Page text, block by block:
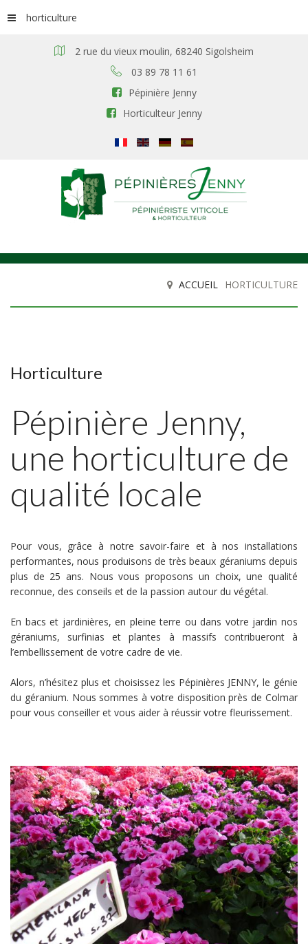
2 rue du vieux moulin, 68240 Sigolsheim
03 89 78 11 61
Pépinière Jenny
Horticulteur Jenny
horticulture
ACCUEIL HORTICULTURE
Horticulture
Pépinière Jenny,
une horticulture de
qualité locale
Pour vous, grâce à notre savoir-faire et à nos installations
performantes, nous produisons de très beaux géraniums depuis
plus de 25 ans. Nous vous proposons un choix, une qualité
reconnue, des conseils et de la passion autour du végétal.
En bacs et jardinières, en pleine terre ou dans votre jardin nos
géraniums, surfinias et plantes à massifs contribueront à
l’embellissement de votre cadre de vie.
Alors, n’hésitez plus et choisissez les Pépinières JENNY, le génie
du géranium. Nous sommes à votre disposition près de Colmar
pour vous conseiller et vous aider à réussir votre fleurissement.